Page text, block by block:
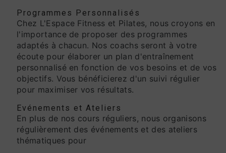
Programmes Personnalisés
Chez L'Espace Fitness et Pilates, nous croyons en
l'importance de proposer des programmes
adaptés à chacun. Nos coachs seront à votre
écoute pour élaborer un plan d'entraînement
personnalisé en fonction de vos besoins et de vos
objectifs. Vous bénéficierez d'un suivi régulier
pour maximiser vos résultats.
Evénements et Ateliers
En plus de nos cours réguliers, nous organisons
régulièrement des événements et des ateliers
thématiques pour